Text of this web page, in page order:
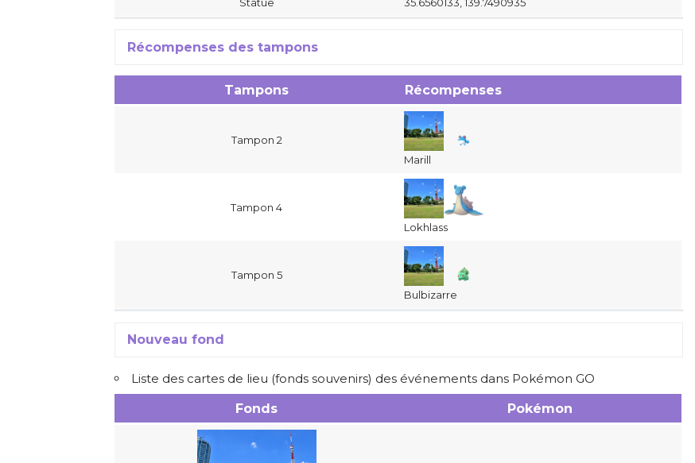
Récompenses des tampons
Tampons Récompenses
Tampon 2
Marill
Tampon 4
Lokhlass
Tampon 5
Bulbizarre
Nouveau fond
Liste des cartes de lieu (fonds souvenirs) des événements dans Pokémon GO
Fonds Pokémon